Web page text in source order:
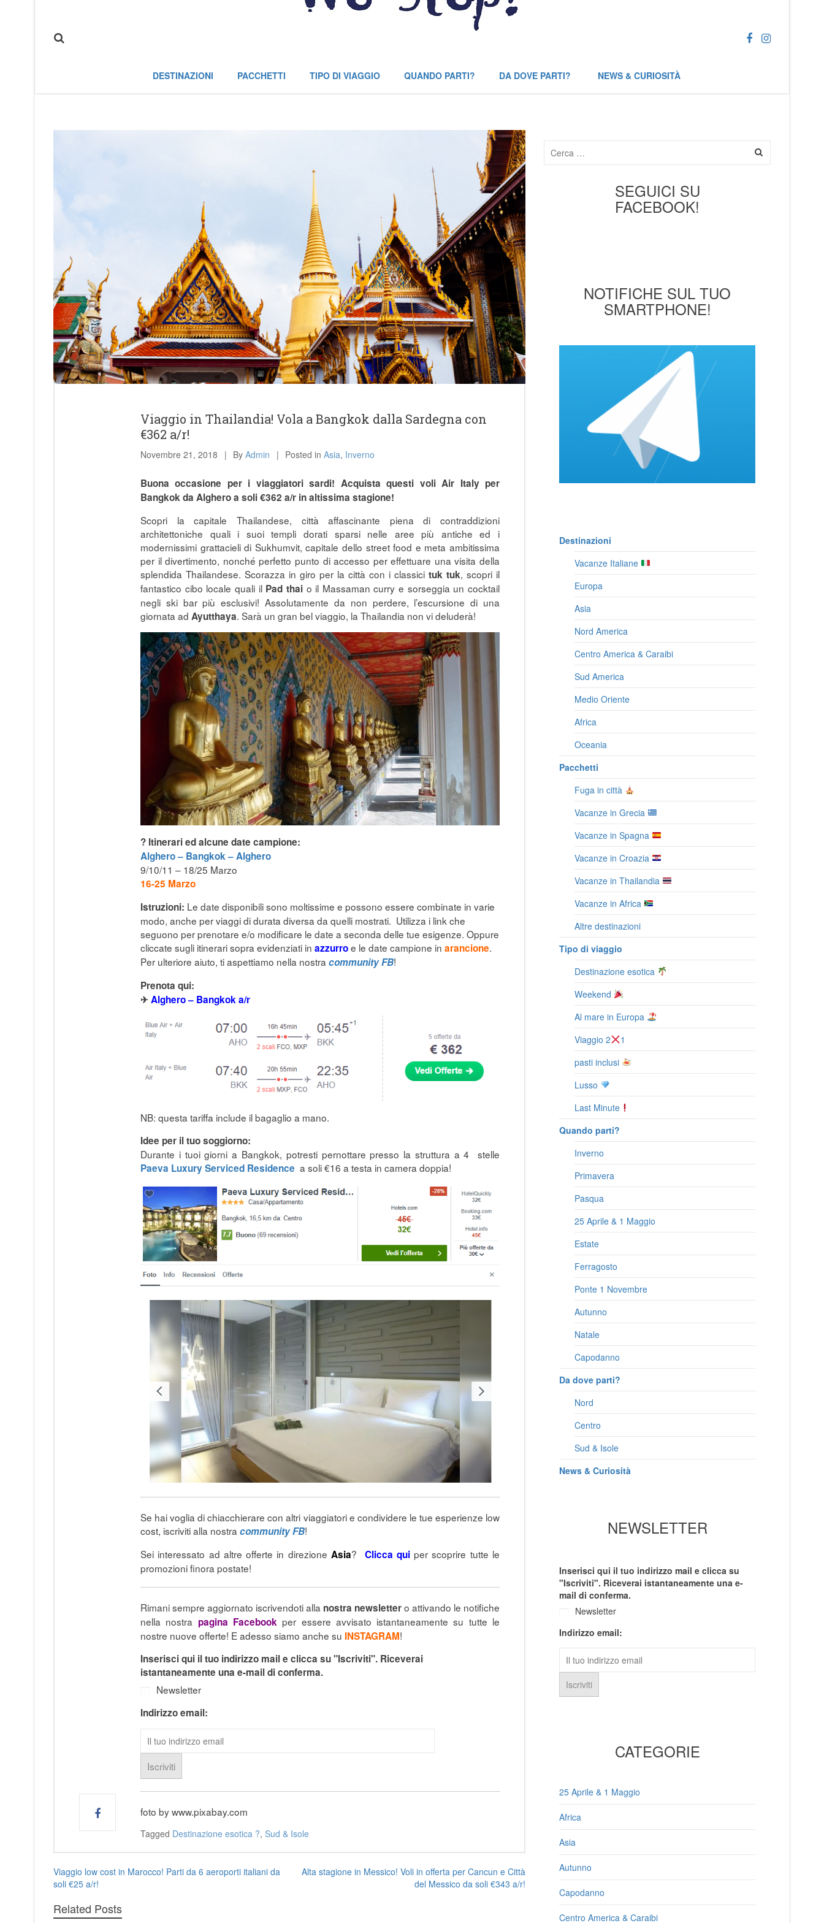
DESTINAZIONI PACCHETTI TIPO DI VIAGGIO QUANDO PARTI? DA DOVE PARTI? NEWS & CURIOSITÀ
Viaggio in Thailandia! Vola a Bangkok dalla Sardegna con
€362 a/r!
Novembre 21, 2018 By Admin Posted in Asia, Inverno
Buona occasione per i viaggiatori sardi! Acquista questi voli Air Italy per
Bangkok da Alghero a soli €362 a/r in altissima stagione!
Scopri la capitale Thailandese, città affascinante piena di contraddizioni
architettoniche quali i suoi templi dorati sparsi nelle aree più antiche ed i
modernissimi grattacieli di Sukhumvit, capitale dello street food e meta ambitissima
per il divertimento, nonché perfetto punto di accesso per effettuare una visita della
splendida Thailandese. Scorazza in giro per la città con i classici tuk tuk, scopri il
fantastico cibo locale quali il Pad thaio il Massaman curry e sorseggia un cocktail
negli ski bar più esclusivi! Assolutamente da non perdere, l’escursione di una
giornata ad Ayutthaya. Sarà un gran bel viaggio, la Thailandia non vi deluderà!
? Itinerari ed alcune date campione:
Alghero – Bangkok – Alghero
9/10/11 – 18/25 Marzo
16-25 Marzo
Istruzioni: Le date disponibili sono moltissime e possono essere combinate in varie
modo, anche per viaggi di durata diversa da quelli mostrati. Utilizza i link che
seguono per prenotare e/o modificare le date a seconda delle tue esigenze. Oppure
cliccate sugli itinerari sopra evidenziati in azzurroe le date campione in arancione.
Per ulteriore aiuto, ti aspettiamo nella nostra community FB!
Prenota qui:
✈Alghero – Bangkok a/r
NB: questa tariffa include il bagaglio a mano.
Idee per il tuo soggiorno:
Durante i tuoi giorni a Bangkok, potresti pernottare presso la struttura a 4 stelle
Paeva Luxury Serviced Residence a soli €16 a testa in camera doppia!
Se hai voglia di chiacchierare con altri viaggiatori e condividere le tue esperienze low
cost, iscriviti alla nostra community FB!
Sei interessato ad altre offerte in direzione Asia? Clicca qui per scoprire tutte le
promozioni finora postate!
Rimani sempre aggiornato iscrivendoti alla nostra newslettero attivando le notifiche
nella nostra pagina Facebookper essere avvisato istantaneamente su tutte le
nostre nuove offerte! E adesso siamo anche su INSTAGRAM!
Inserisci qui il tuo indirizzo mail e clicca su "Iscriviti". Riceverai
istantaneamente una e-mail di conferma.
Newsletter
Indirizzo email:
foto by www.pixabay.com
Tagged Destinazione esotica ?, Sud & Isole
Navigazione
articoli
Viaggio low cost in Marocco! Parti da 6 aeroporti italiani da
soli €25 a/r!
Alta stagione in Messico! Voli in offerta per Cancun e Città
del Messico da soli €343 a/r!
Related Posts
SEGUICI SU
FACEBOOK!
NOTIFICHE SUL TUO
SMARTPHONE!
Destinazioni
Vacanze Italiane
Europa
Asia
Nord America
Centro America & Caraibi
Sud America
Medio Oriente
Africa
Oceania
Pacchetti
Fuga in città
Vacanze in Grecia
Vacanze in Spagna
Vacanze in Croazia
Vacanze in Thailandia
Vacanze in Africa
Altre destinazioni
Tipo di viaggio
Destinazione esotica
Weekend
Al mare in Europa
Viaggio 2
1
pasti inclusi
Lusso
Last Minute
Quando parti?
Inverno
Primavera
Pasqua
25 Aprile & 1 Maggio
Estate
Ferragosto
Ponte 1 Novembre
Autunno
Natale
Capodanno
Da dove parti?
Nord
Centro
Sud & Isole
News & Curiosità
NEWSLETTER
Inserisci qui il tuo indirizzo mail e clicca su
"Iscriviti". Riceverai istantaneamente una e-
mail di conferma.
Newsletter
Indirizzo email:
CATEGORIE
25 Aprile & 1 Maggio
Africa
Asia
Autunno
Capodanno
Centro America & Caraibi